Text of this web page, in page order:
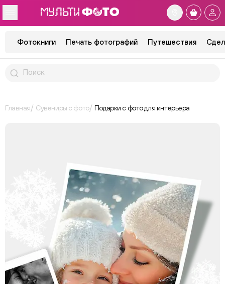
Фотокниги Печать фотографий Путешествия
Главная Сувениры с фото Подарки с фото для интерьера